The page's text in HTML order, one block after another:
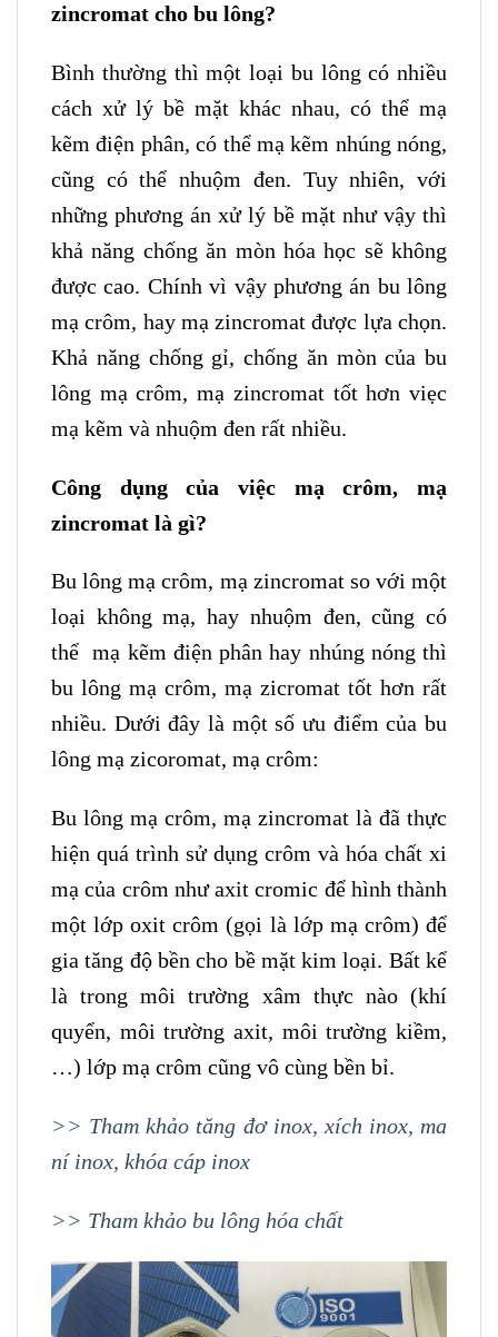
zincromat cho bu lông?
Bình thường thì một loại bu lông có nhiều
cách xử lý bề mặt khác nhau, có thể mạ
kẽm điện phân, có thể mạ kẽm nhúng nóng,
cũng có thể nhuộm đen. Tuy nhiên, với
những phương án xử lý bề mặt như vậy thì
khả năng chống ăn mòn hóa học sẽ không
được cao. Chính vì vậy phương án bu lông
mạ crôm, hay mạ zincromat được lựa chọn.
Khả năng chống gỉ, chống ăn mòn của bu
lông mạ crôm, mạ zincromat tốt hơn viẹc
mạ kẽm và nhuộm đen rất nhiều.
Công dụng của việc mạ crôm, mạ
zincromat là gì?
Bu lông mạ crôm, mạ zincromat so với một
loại không mạ, hay nhuộm đen, cũng có
thể mạ kẽm điện phân hay nhúng nóng thì
bu lông mạ crôm, mạ zicromat tốt hơn rất
nhiều. Dưới đây là một số ưu điểm của bu
lông mạ zicoromat, mạ crôm:
Bu lông mạ crôm, mạ zincromat là đã thực
hiện quá trình sử dụng crôm và hóa chất xi
mạ của crôm như axit cromic để hình thành
một lớp oxit crôm (gọi là lớp mạ crôm) để
gia tăng độ bền cho bề mặt kim loại. Bất kể
là trong môi trường xâm thực nào (khí
quyển, môi trường axit, môi trường kiềm,
…) lớp mạ crôm cũng vô cùng bền bỉ.
>> Tham khảo tăng đơ inox, xích inox, ma
ní inox, khóa cáp inox
>> Tham khảo bu lông hóa chất